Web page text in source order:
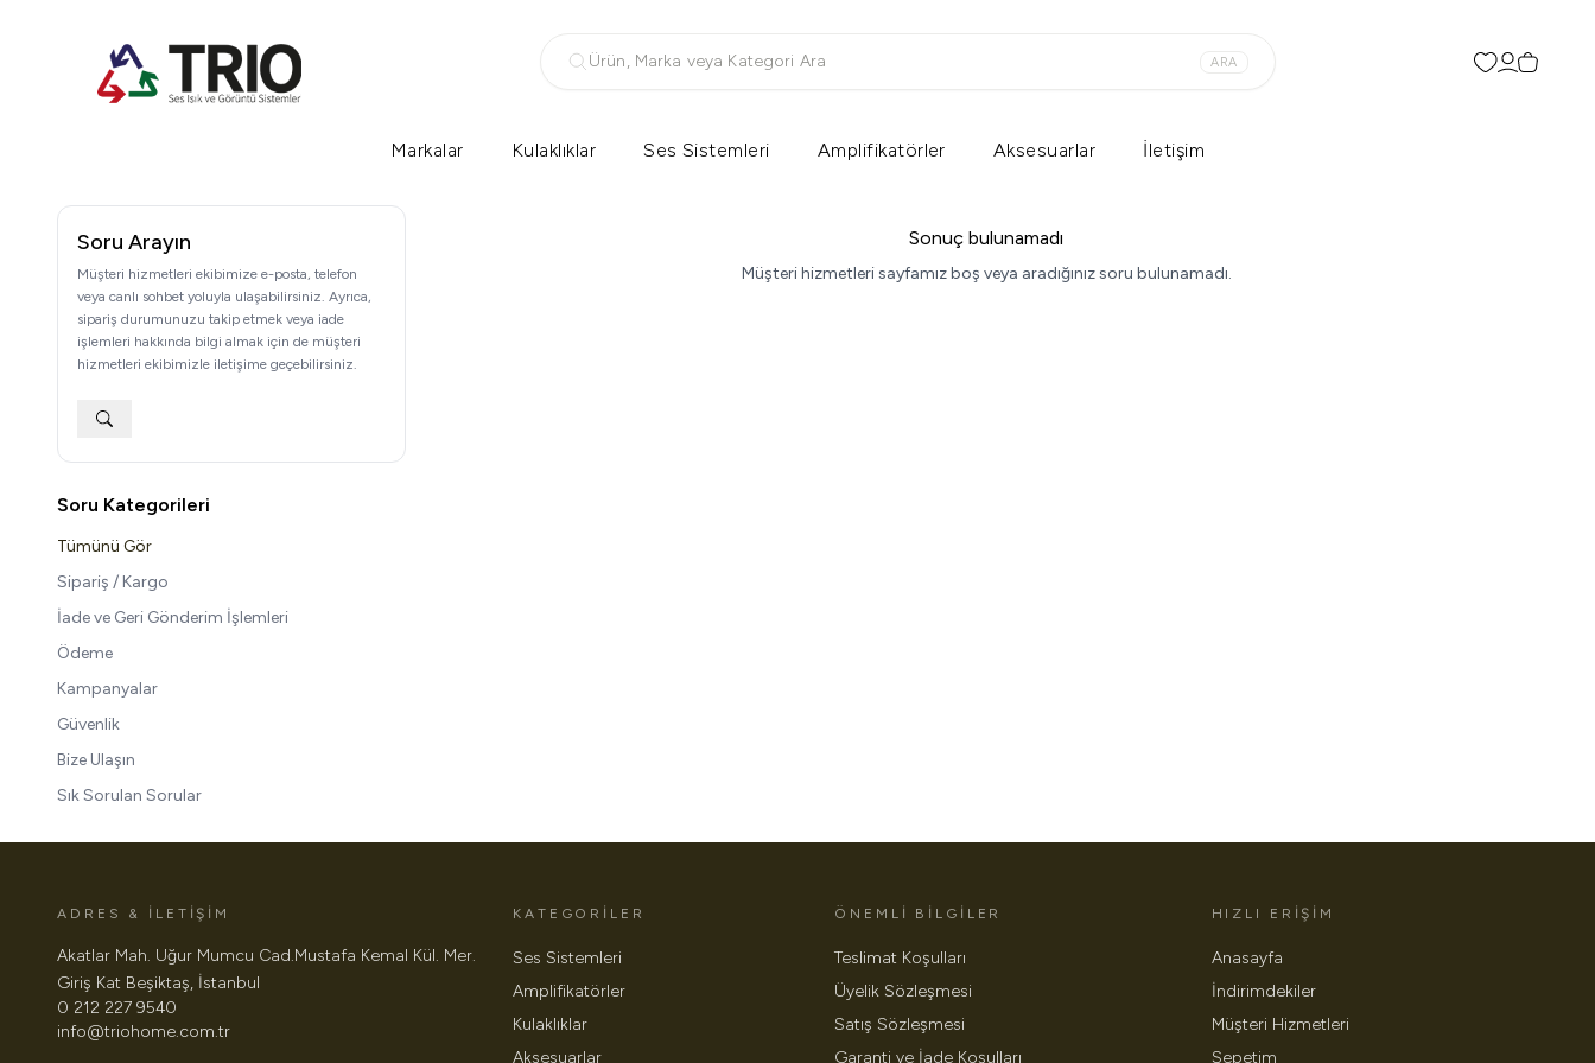
Ürün, Marka veya Kategori Ara ARA Favorilerim
Hesabım
Sepetim
Markalar Kulaklıklar Ses Sistemleri Amplifikatörler Aksesuarlar İletişim
Soru Arayın
Müşteri hizmetleri ekibimize e-posta, telefon
veya canlı sohbet yoluyla ulaşabilirsiniz. Ayrıca,
sipariş durumunuzu takip etmek veya iade
işlemleri hakkında bilgi almak için de müşteri
hizmetleri ekibimizle iletişime geçebilirsiniz.
Soru Kategorileri
Tümünü Gör
Sipariş / Kargo
İade ve Geri Gönderim İşlemleri
Ödeme
Kampanyalar
Güvenlik
Bize Ulaşın
Sık Sorulan Sorular
Sonuç bulunamadı
Müşteri hizmetleri sayfamız boş veya aradığınız soru bulunamadı.
ADRES & İLETİŞİM
Akatlar Mah. Uğur Mumcu Cad.Mustafa Kemal Kül. Mer.
Giriş Kat Beşiktaş, İstanbul
0 212 227 9540
info@triohome.com.tr
KATEGORILER
Ses Sistemleri
Amplifikatörler
Kulaklıklar
Aksesuarlar
ÖNEMLI BILGILER
Teslimat Koşulları
Üyelik Sözleşmesi
Satış Sözleşmesi
Garanti ve İade Koşulları
HIZLI ERIŞIM
Anasayfa
İndirimdekiler
Müşteri Hizmetleri
Sepetim